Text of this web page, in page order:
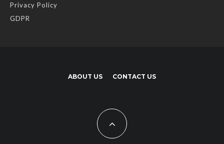
Privacy Policy
GDPR
ABOUT US CONTACT US